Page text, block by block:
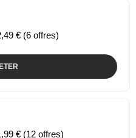
€ (6 offres)
€ (12 offres)